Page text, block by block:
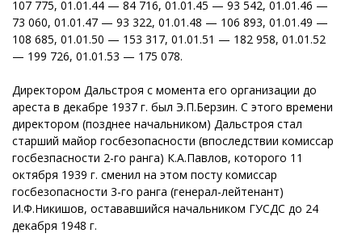
107 775, 01.01.44 — 84 716, 01.01.45 — 93 542, 01.01.46 —
73 060, 01.01.47 — 93 322, 01.01.48 — 106 893, 01.01.49 —
108 685, 01.01.50 — 153 317, 01.01.51 — 182 958, 01.01.52
— 199 726, 01.01.53 — 175 078.
Директором Дальстроя с момента его организации до
ареста в декабре 1937 г. был Э.П.Берзин. С этого времени
директором (позднее начальником) Дальстроя стал
старший майор госбезопасности (впоследствии комиссар
госбезпасности 2-го ранга) К.А.Павлов, которого 11
октября 1939 г. сменил на этом посту комиссар
госбезопасности 3-го ранга (генерал-лейтенант)
И.Ф.Никишов, остававшийся начальником ГУСДС до 24
декабря 1948 г.